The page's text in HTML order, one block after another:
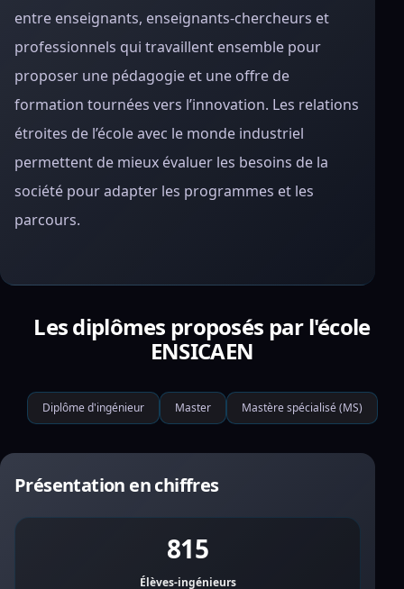
entre enseignants, enseignants-chercheurs et
professionnels qui travaillent ensemble pour
proposer une pédagogie et une offre de
formation tournées vers l’innovation. Les relations
étroites de l’école avec le monde industriel
permettent de mieux évaluer les besoins de la
société pour adapter les programmes et les
parcours.
Les diplômes proposés par l'école
ENSICAEN
Diplôme d'ingénieur Master Mastère spécialisé (MS)
Présentation en chiffres
815
Élèves-ingénieurs